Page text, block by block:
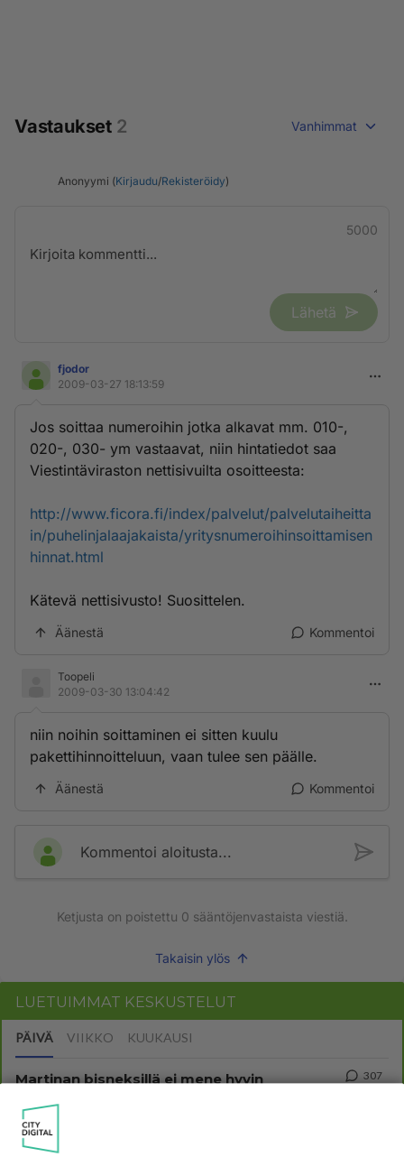
Vastaukset 2 Vanhimmat
Anonyymi (Kirjaudu/Rekisteröidy)
5000
Lähetä
fjodor
2009-03-27 18:13:59
Jos soittaa numeroihin jotka alkavat mm. 010-,
020-, 030- ym vastaavat, niin hintatiedot saa
Viestintäviraston nettisivuilta osoitteesta:
http://www.ficora.fi/index/palvelut/palvelutaiheitta
in/puhelinjalaajakaista/yritysnumeroihinsoittamisen
hinnat.html
Kätevä nettisivusto! Suosittelen.
Äänestä Kommentoi
Toopeli
2009-03-30 13:04:42
niin noihin soittaminen ei sitten kuulu
pakettihinnoitteluun, vaan tulee sen päälle.
Äänestä Kommentoi
Kommentoi aloitusta...
Ketjusta on poistettu 0 sääntöjenvastaista viestiä.
Takaisin ylös
LUETUIMMAT KESKUSTELUT
PÄIVÄ VIIKKO KUUKAUSI
Martinan bisneksillä ei mene hyvin
05.08.2026 05:51
307